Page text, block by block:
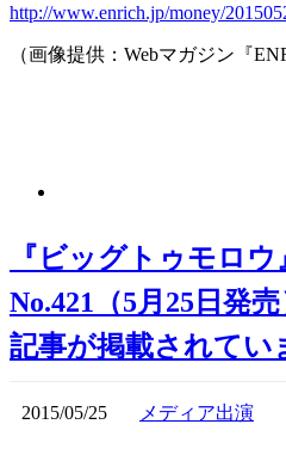
http://www.enrich.jp/money/
（画像提供：Webマガジン『
『ビッグトゥモロウ
No.421（5月25日発
記事が掲載されてい
2015/05/25 メディア出演